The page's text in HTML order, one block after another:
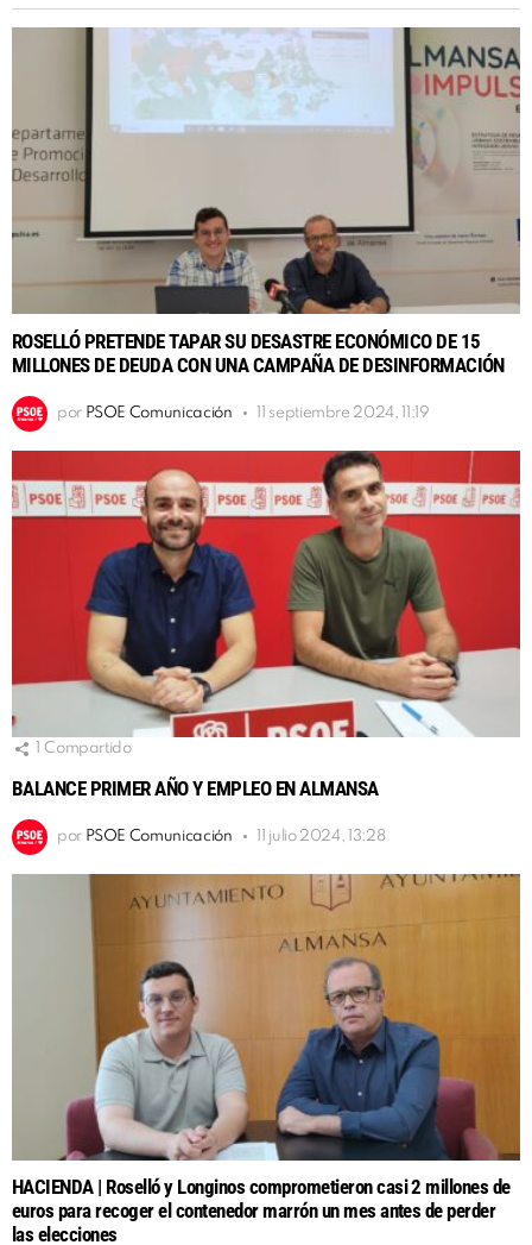
ROSELLÓ PRETENDE TAPAR SU DESASTRE ECONÓMICO DE 15
MILLONES DE DEUDA CON UNA CAMPAÑA DE DESINFORMACIÓN
por PSOE Comunicación 11 septiembre 2024, 11:19
Compartido
BALANCE PRIMER AÑO Y EMPLEO EN ALMANSA
por PSOE Comunicación 11 julio 2024, 13:28
HACIENDA | Roselló y Longinos comprometieron casi 2 millones de
euros para recoger el contenedor marrón un mes antes de perder
las elecciones